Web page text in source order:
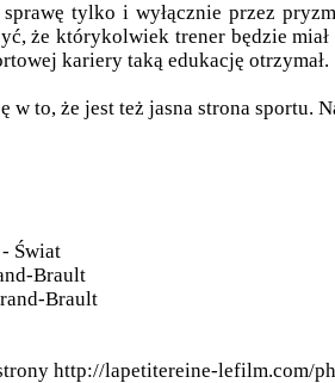
tylko i wyłącznie przez
że którykolwiek trener będzie
kariery taką edukację otrzymał.
w to, że jest też jasna strona sportu.
Świat
Brault
Brault
http://lapetitereine-lefilm.com/